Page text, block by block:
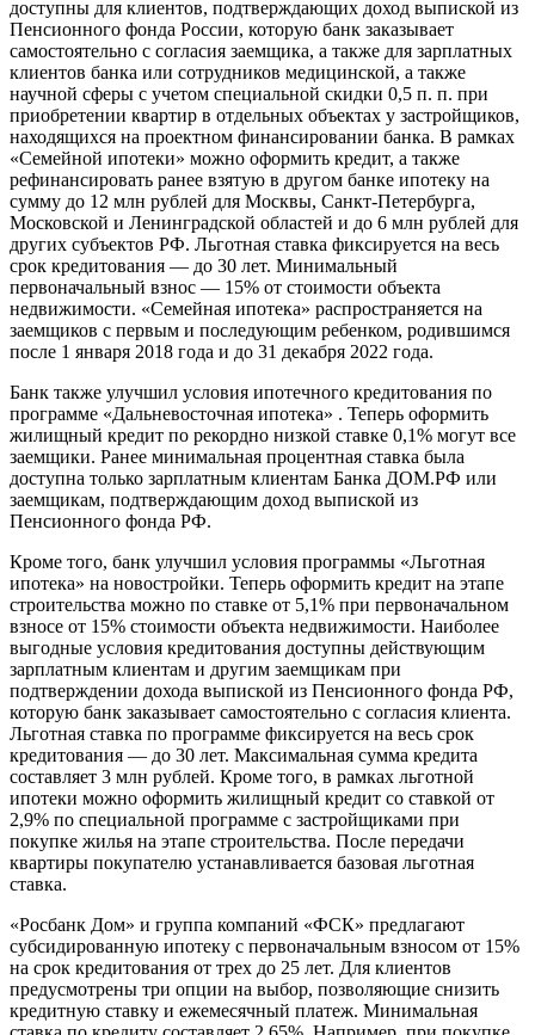
доступны для клиентов, подтверждающих доход выпиской из
Пенсионного фонда России, которую банк заказывает
самостоятельно с согласия заемщика, а также для зарплатных
клиентов банка или сотрудников медицинской, а также
научной сферы с учетом специальной скидки 0,5 п. п. при
приобретении квартир в отдельных объектах у застройщиков,
находящихся на проектном финансировании банка. В рамках
«Семейной ипотеки» можно оформить кредит, а также
рефинансировать ранее взятую в другом банке ипотеку на
сумму до 12 млн рублей для Москвы, Санкт-Петербурга,
Московской и Ленинградской областей и до 6 млн рублей для
других субъектов РФ. Льготная ставка фиксируется на весь
срок кредитования — до 30 лет. Минимальный
первоначальный взнос — 15% от стоимости объекта
недвижимости. «Семейная ипотека» распространяется на
заемщиков с первым и последующим ребенком, родившимся
после 1 января 2018 года и до 31 декабря 2022 года.
Банк также улучшил условия ипотечного кредитования по
программе «Дальневосточная ипотека» . Теперь оформить
жилищный кредит по рекордно низкой ставке 0,1% могут все
заемщики. Ранее минимальная процентная ставка была
доступна только зарплатным клиентам Банка ДОМ.РФ или
заемщикам, подтверждающим доход выпиской из
Пенсионного фонда РФ.
Кроме того, банк улучшил условия программы «Льготная
ипотека» на новостройки. Теперь оформить кредит на этапе
строительства можно по ставке от 5,1% при первоначальном
взносе от 15% стоимости объекта недвижимости. Наиболее
выгодные условия кредитования доступны действующим
зарплатным клиентам и другим заемщикам при
подтверждении дохода выпиской из Пенсионного фонда РФ,
которую банк заказывает самостоятельно с согласия клиента.
Льготная ставка по программе фиксируется на весь срок
кредитования — до 30 лет. Максимальная сумма кредита
составляет 3 млн рублей. Кроме того, в рамках льготной
ипотеки можно оформить жилищный кредит со ставкой от
2,9% по специальной программе с застройщиками при
покупке жилья на этапе строительства. После передачи
квартиры покупателю устанавливается базовая льготная
ставка.
«Росбанк Дом» и группа компаний «ФСК» предлагают
субсидированную ипотеку с первоначальным взносом от 15%
на срок кредитования от трех до 25 лет. Для клиентов
предусмотрены три опции на выбор, позволяющие снизить
кредитную ставку и ежемесячный платеж. Минимальная